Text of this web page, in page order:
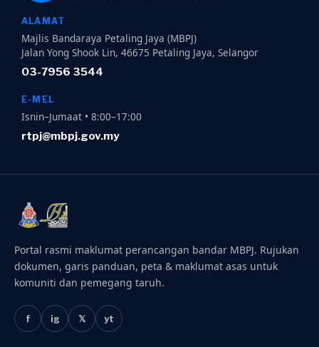
ALAMAT
Majlis Bandaraya Petaling Jaya (MBPJ)
Jalan Yong Shook Lin, 46675 Petaling Jaya, Selangor
03-7956 3544
E-MEL
Isnin–Jumaat • 8:00–17:00
rtpj@mbpj.gov.my
Portal rasmi maklumat perancangan bandar MBPJ. Rujukan
dokumen, garis panduan, peta & maklumat asas untuk
komuniti dan pemegang taruh.
f ig 𝕏 yt